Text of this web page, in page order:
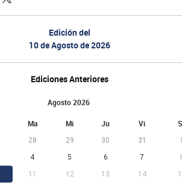
Edición del
10 de Agosto de 2026
Ediciones Anteriores
Agosto 2026
Ma Mi Ju Vi
28 29 30 31
4 5 6 7
11 12 13 14